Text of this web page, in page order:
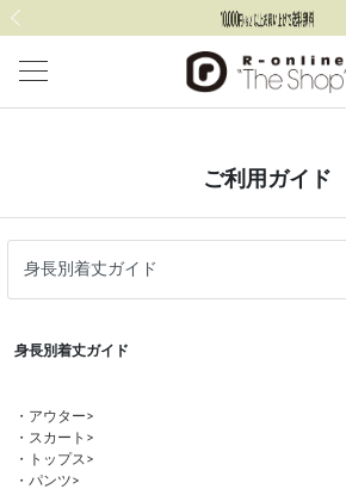
ご利用ガイド
身長別着丈ガイド
・アウター>
・スカート>
・トップス>
・パンツ>